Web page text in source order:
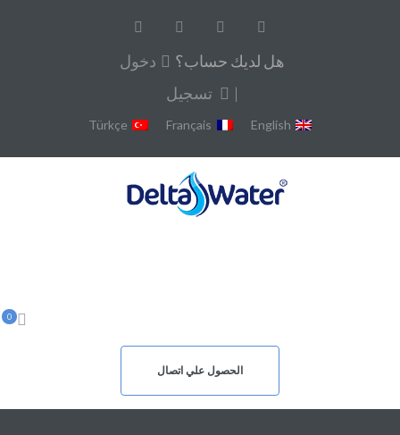
هل لديك حساب؟
دخول
|
تسجيل
English
Français
Türkçe
0
الحصول علي اتصال